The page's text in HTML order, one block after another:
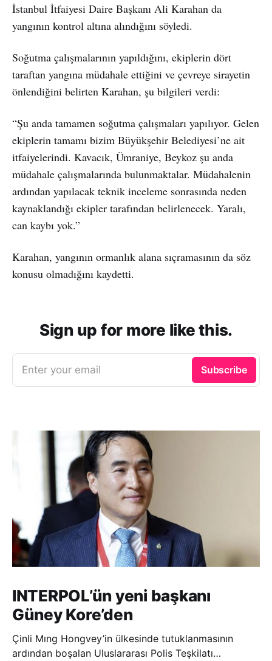
İstanbul İtfaiyesi Daire Başkanı Ali Karahan da
yangının kontrol altına alındığını söyledi.
Soğutma çalışmalarının yapıldığını, ekiplerin dört
taraftan yangına müdahale ettiğini ve çevreye sirayetin
önlendiğini belirten Karahan, şu bilgileri verdi:
“Şu anda tamamen soğutma çalışmaları yapılıyor. Gelen
ekiplerin tamamı bizim Büyükşehir Belediyesi’ne ait
itfaiyelerindi. Kavacık, Ümraniye, Beykoz şu anda
müdahale çalışmalarında bulunmaktalar. Müdahalenin
ardından yapılacak teknik inceleme sonrasında neden
kaynaklandığı ekipler tarafından belirlenecek. Yaralı,
can kaybı yok.”
Karahan, yangının ormanlık alana sıçramasının da söz
konusu olmadığını kaydetti.
Sign up for more like this.
Enter your email Subscribe
INTERPOL’ün yeni başkanı
Güney Kore’den
Çinli Mıng Hongvey’in ülkesinde tutuklanmasının
ardından boşalan Uluslararası Polis Teşkilatı